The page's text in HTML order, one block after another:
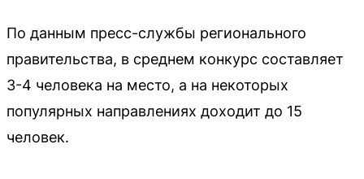
По данным пресс-службы регионального
правительства, в среднем конкурс составляет
3-4 человека на место, а на некоторых
популярных направлениях доходит до 15
человек.